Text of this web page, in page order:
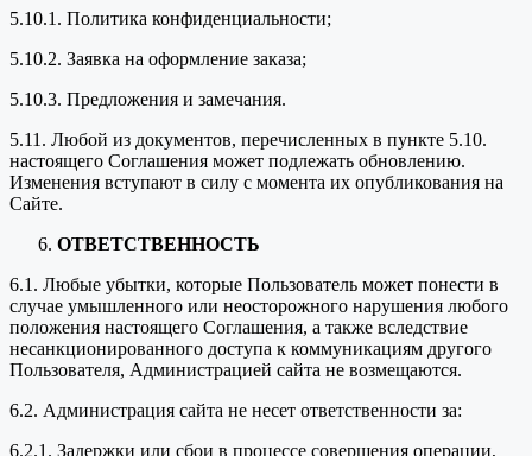
5.10.1. Политика конфиденциальности;
5.10.2. Заявка на оформление заказа;
5.10.3. Предложения и замечания.
5.11. Любой из документов, перечисленных в пункте 5.10.
настоящего Соглашения может подлежать обновлению.
Изменения вступают в силу с момента их опубликования на
Сайте.
ОТВЕТСТВЕННОСТЬ
6.1. Любые убытки, которые Пользователь может понести в
случае умышленного или неосторожного нарушения любого
положения настоящего Соглашения, а также вследствие
несанкционированного доступа к коммуникациям другого
Пользователя, Администрацией сайта не возмещаются.
6.2. Администрация сайта не несет ответственности за:
6.2.1. Задержки или сбои в процессе совершения операции,